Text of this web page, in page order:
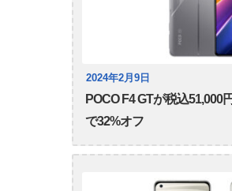
2024年2月9日
POCO F4 GTが税込51,000
で32%オフ